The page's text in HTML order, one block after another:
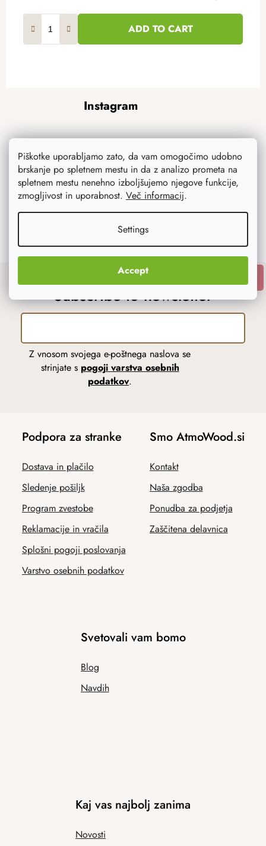
Piškotke uporabljamo zato, da vam omogočimo udobno
brskanje po spletnem mestu in da z analizo prometa na
spletnem mestu nenehno izboljšujemo njegove funkcije,
zmogljivost in uporabnost. Več informacij.
Settings
Accept
ADD TO CART
Instagram
Follow on Instagram
Subscribe to newsletter
Z vnosom svojega e-poštnega naslova se
strinjate s pogoji varstva osebnih
podatkov.
Podpora za stranke
Dostava in plačilo
Sledenje pošiljk
Program zvestobe
Reklamacije in vračila
Splošni pogoji poslovanja
Varstvo osebnih podatkov
Smo AtmoWood.si
Kontakt
Naša zgodba
Ponudba za podjetja
Zaščitena delavnica
Svetovali vam bomo
Blog
Navdih
Kaj vas najbolj zanima
Novosti